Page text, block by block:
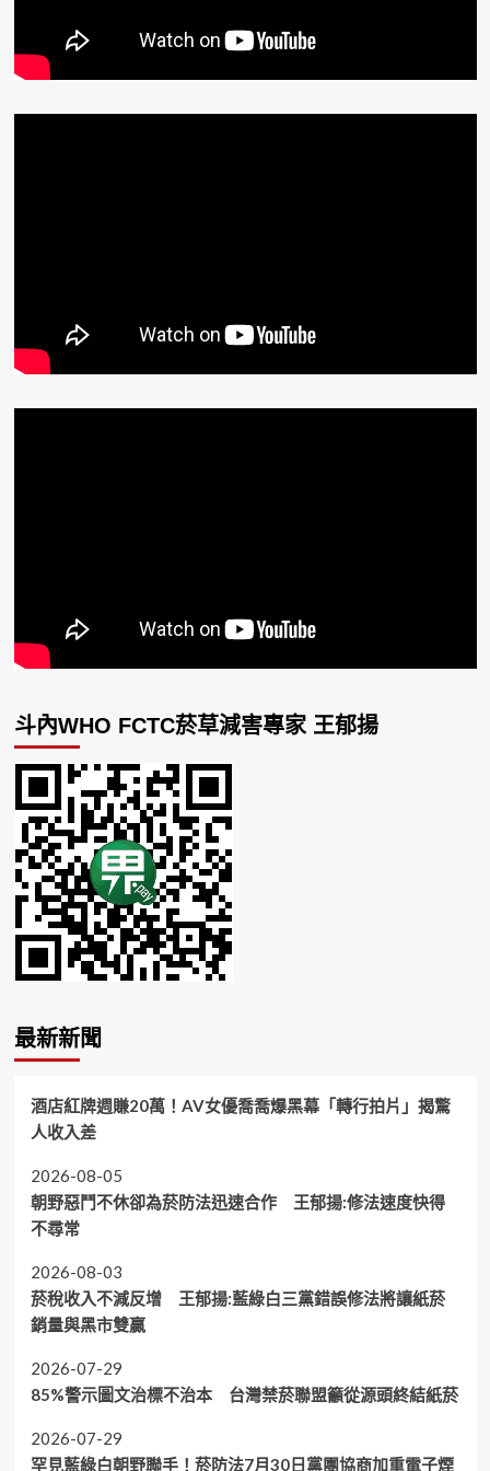
斗內WHO FCTC菸草減害專家 王郁揚
最新新聞
酒店紅牌週賺20萬！AV女優喬喬爆黑幕「轉行拍片」揭驚
人收入差
2026-08-05
朝野惡鬥不休卻為菸防法迅速合作 王郁揚:修法速度快得
不尋常
2026-08-03
菸稅收入不減反增 王郁揚:藍綠白三黨錯誤修法將讓紙菸
銷量與黑市雙贏
2026-07-29
85%警示圖文治標不治本 台灣禁菸聯盟籲從源頭終結紙菸
2026-07-29
罕見藍綠白朝野聯手！菸防法7月30日黨團協商加重電子煙